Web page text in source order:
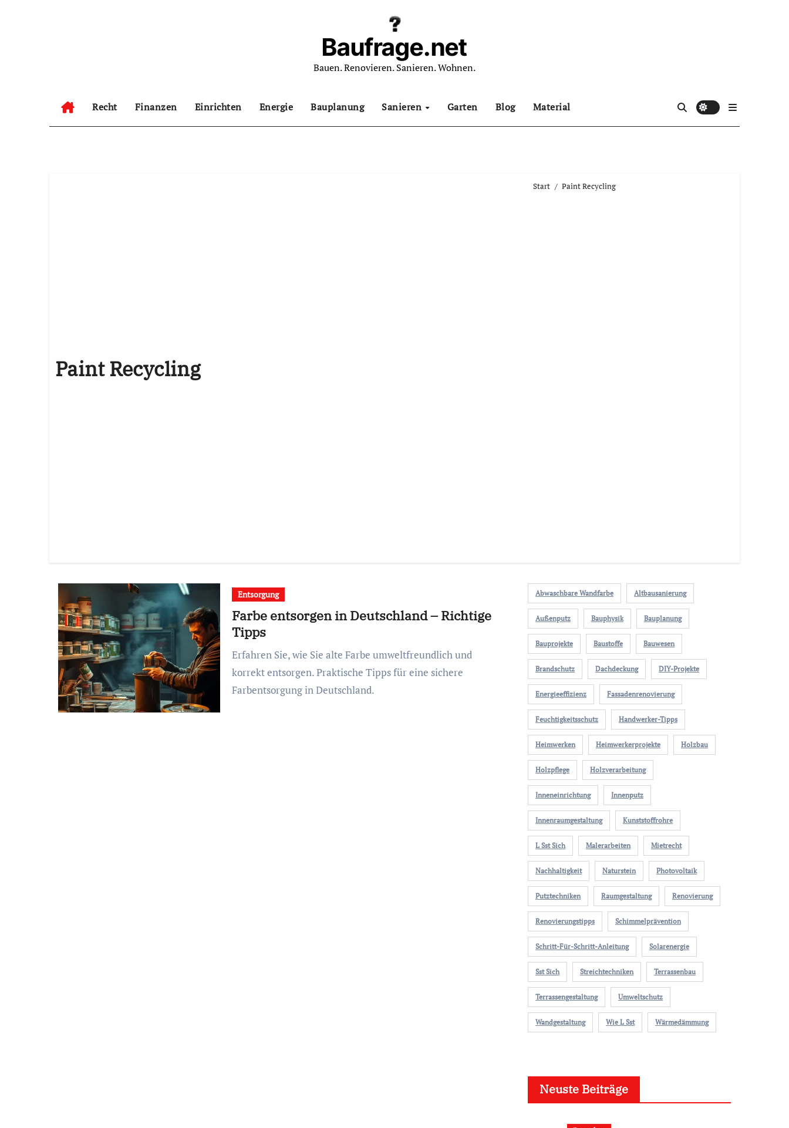
Baufrage.net
Bauen. Renovieren. Sanieren. Wohnen.
Recht Finanzen Einrichten Energie Bauplanung Sanieren Garten Blog Material
Paint Recycling
Start Paint Recycling
Entsorgung
Farbe entsorgen in Deutschland – Richtige
Tipps
Erfahren Sie, wie Sie alte Farbe umweltfreundlich und
korrekt entsorgen. Praktische Tipps für eine sichere
Farbentsorgung in Deutschland.
Abwaschbare Wandfarbe Altbausanierung
Außenputz Bauphysik Bauplanung
Bauprojekte Baustoffe Bauwesen
Brandschutz Dachdeckung DIY-Projekte
Energieeffizienz Fassadenrenovierung
Feuchtigkeitsschutz Handwerker-Tipps
Heimwerken Heimwerkerprojekte Holzbau
Holzpflege Holzverarbeitung
Inneneinrichtung Innenputz
Innenraumgestaltung Kunststoffrohre
L Sst Sich Malerarbeiten Mietrecht
Nachhaltigkeit Naturstein Photovoltaik
Putztechniken Raumgestaltung Renovierung
Renovierungstipps Schimmelprävention
Schritt-Für-Schritt-Anleitung Solarenergie
Sst Sich Streichtechniken Terrassenbau
Terrassengestaltung Umweltschutz
Wandgestaltung Wie L Sst Wärmedämmung
Neuste Beiträge